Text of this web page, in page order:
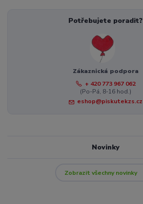
Potřebujete poradit?
Zákaznická podpora
+ 420 773 967 062
(Po-Pá, 8-16 hod.)
eshop@piskutekzs.cz
Novinky
Zobrazit všechny novinky